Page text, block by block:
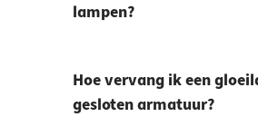
lampen?
Hoe vervang ik een
gesloten armatuur?